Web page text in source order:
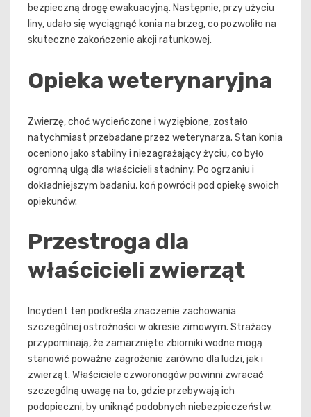
bezpieczną drogę ewakuacyjną. Następnie, przy użyciu
liny, udało się wyciągnąć konia na brzeg, co pozwoliło na
skuteczne zakończenie akcji ratunkowej.
Opieka weterynaryjna
Zwierzę, choć wycieńczone i wyziębione, zostało
natychmiast przebadane przez weterynarza. Stan konia
oceniono jako stabilny i niezagrażający życiu, co było
ogromną ulgą dla właścicieli stadniny. Po ogrzaniu i
dokładniejszym badaniu, koń powrócił pod opiekę swoich
opiekunów.
Przestroga dla
właścicieli zwierząt
Incydent ten podkreśla znaczenie zachowania
szczególnej ostrożności w okresie zimowym. Strażacy
przypominają, że zamarznięte zbiorniki wodne mogą
stanowić poważne zagrożenie zarówno dla ludzi, jak i
zwierząt. Właściciele czworonogów powinni zwracać
szczególną uwagę na to, gdzie przebywają ich
podopieczni, by uniknąć podobnych niebezpieczeństw.